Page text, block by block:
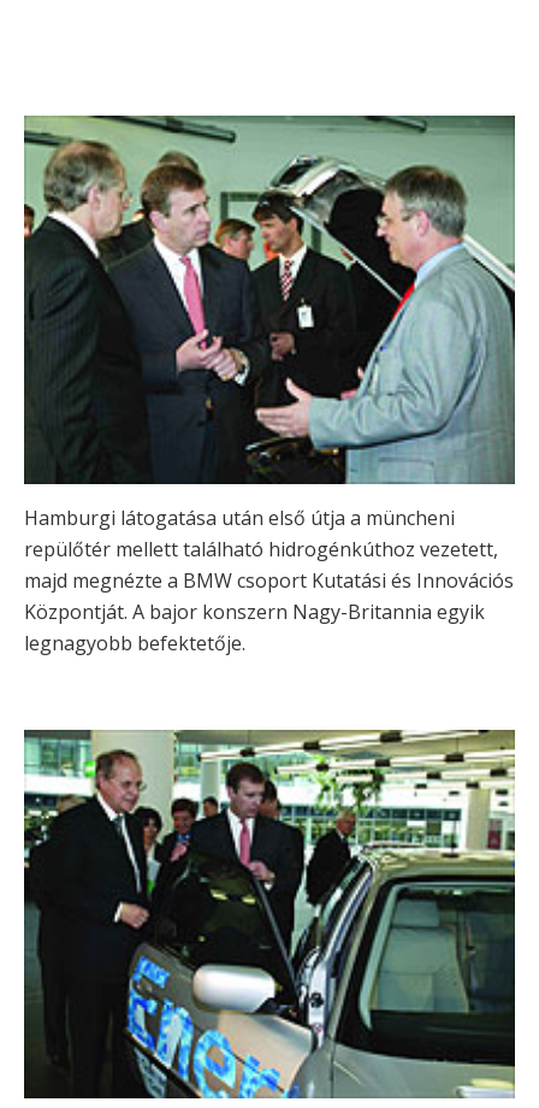
Hamburgi látogatása után első útja a müncheni
repülőtér mellett található hidrogénkúthoz vezetett,
majd megnézte a BMW csoport Kutatási és Innovációs
Központját. A bajor konszern Nagy-Britannia egyik
legnagyobb befektetője.